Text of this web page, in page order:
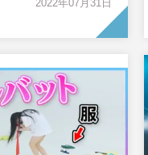
2022年07月31日